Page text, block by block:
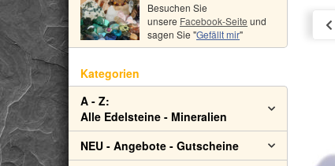
Besuchen Sie
unsere Facebook-Seite und
sagen Sie "Gefällt mir"
Kategorien
A - Z:
Alle Edelsteine - Mineralien
NEU - Angebote - Gutscheine